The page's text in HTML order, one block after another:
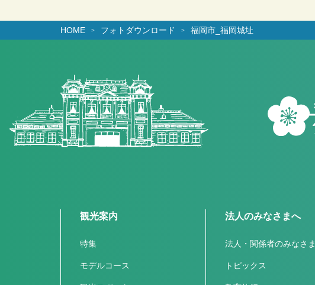
HOME フォトダウンロード 福岡市_福岡城址
観光案内
特集
モデルコース
法人のみなさまへ
法人・関係者のみなさ
トピックス